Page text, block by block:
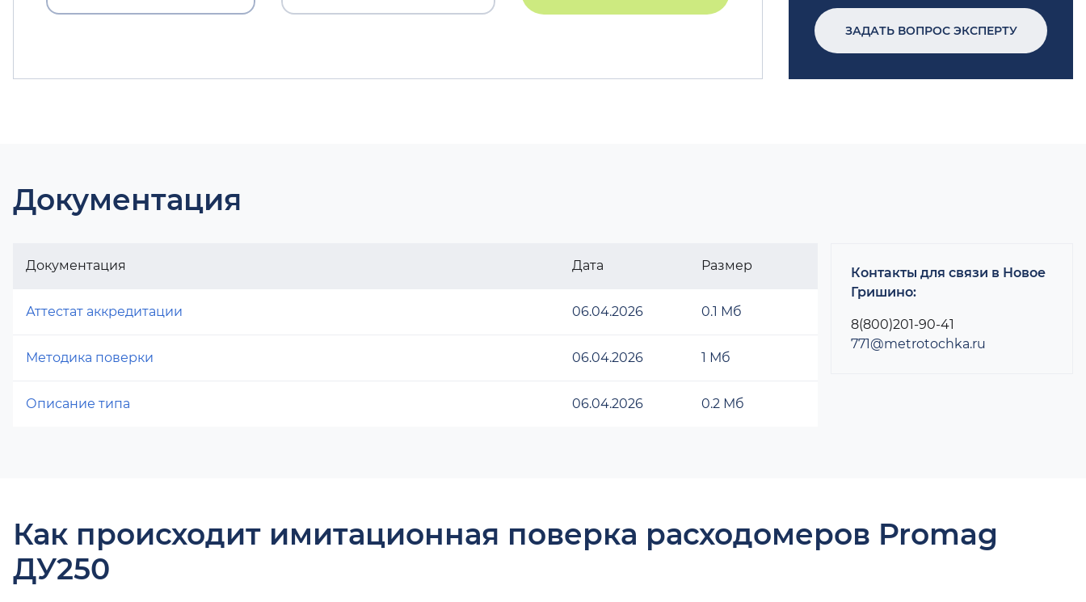
ЗАДАТЬ ВОПРОС ЭКСПЕРТУ
Документация
Документация Дата Размер
Аттестат аккредитации 06.04.2026 0.1 Мб
Методика поверки 06.04.2026 1 Мб
Описание типа 06.04.2026 0.2 Мб
Контакты для связи в Новое
Гришино:
8(800)201-90-41
771@metrotochka.ru
Как происходит имитационная поверка расходомеров Promag
ДУ250